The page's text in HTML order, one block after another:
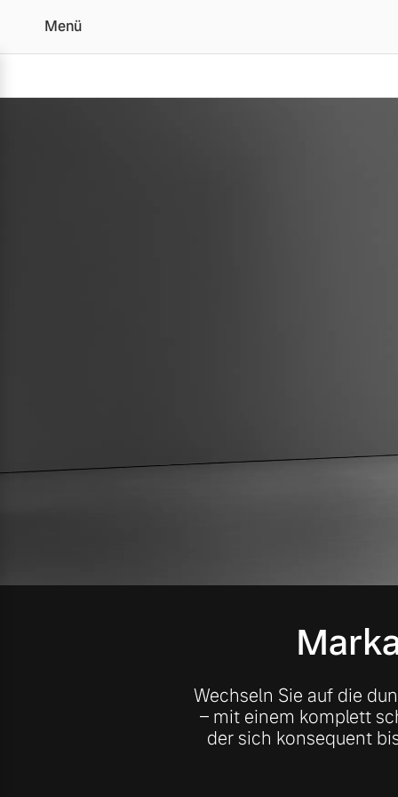
Menü
4 Modelle
Wechseln Sie auf die
– mit einem komplett
der sich konsequent